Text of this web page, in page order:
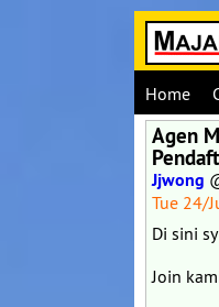
Home
Agen
Jjwong
Tue 24/
Di sini
Join